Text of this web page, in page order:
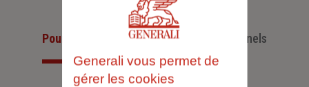
Pour les particuliersPour les professionnels
Generali vous permet de
gérer les cookies